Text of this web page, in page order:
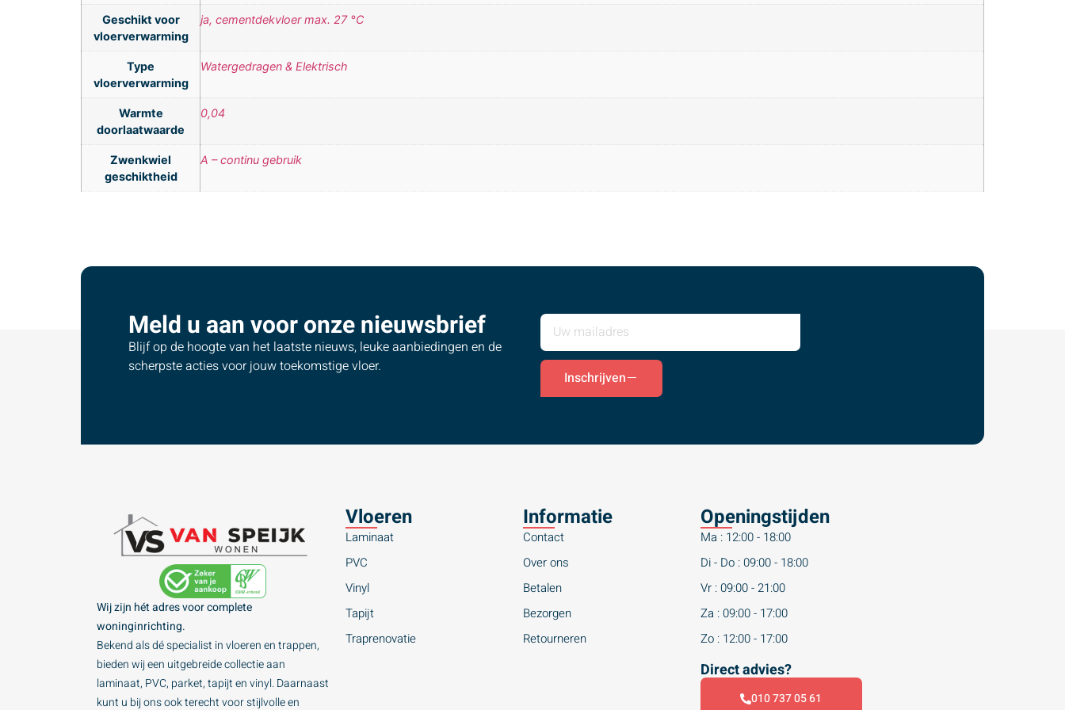
Geschikt voor
vloerverwarming
ja, cementdekvloer max. 27 °C
Type
vloerverwarming
Watergedragen & Elektrisch
Warmte
doorlaatwaarde
0,04
Zwenkwiel
geschiktheid
A – continu gebruik
Meld u aan voor onze nieuwsbrief
Blijf op de hoogte van het laatste nieuws, leuke aanbiedingen en de
scherpste acties voor jouw toekomstige vloer.
Inschrijven
Wij zijn hét adres voor complete
woninginrichting.
Bekend als dé specialist in vloeren en trappen,
bieden wij een uitgebreide collectie aan
laminaat, PVC, parket, tapijt en vinyl. Daarnaast
kunt u bij ons ook terecht voor stijlvolle en
Vloeren
Laminaat
PVC
Vinyl
Tapijt
Traprenovatie
Informatie
Contact
Over ons
Betalen
Bezorgen
Retourneren
Openingstijden
Ma : 12:00 - 18:00
Di - Do : 09:00 - 18:00
Vr : 09:00 - 21:00
Za : 09:00 - 17:00
Zo : 12:00 - 17:00
Direct advies?
010 737 05 61